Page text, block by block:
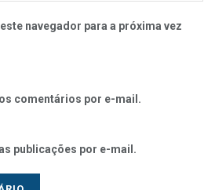
navegador para a próxima vez
comentários por e-mail.
publicações por e-mail.